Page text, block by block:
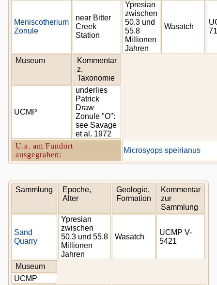
Meniscotherium
Zonule
near Bitter
Creek
Station
Ypresian
zwischen
50.3 und
55.8
Millionen
Jahren
Wasatch
Museum
Kommentar
z.
Taxonomie
UCMP
underlies
Patrick
Draw
Zonule "O":
see Savage
et al. 1972
U.a. am Fundort
ausgegraben:
Microsyops speirianus
Sammlung
Epoche,
Alter
Geologie,
Formation
Kommentar
zur
Sammlung
Sand
Quarry
Ypresian
zwischen
50.3 und 55.8
Millionen
Jahren
Wasatch
UCMP V-
5421
Museum
UCMP